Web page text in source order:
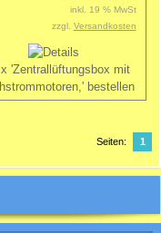
inkl. 19 % MwSt
zzgl. Versandkosten
Seiten: 1